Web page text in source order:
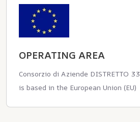
OPERATING AREA
Consorzio di Aziende DISTRETTO 33
is based in the European Union (EU)